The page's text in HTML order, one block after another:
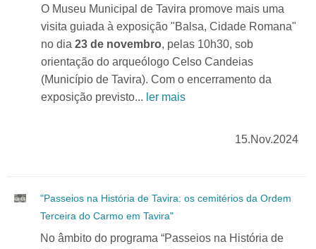
O Museu Municipal de Tavira promove mais uma
visita guiada à exposição "Balsa, Cidade Romana"
no dia 23 de novembro, pelas 10h30, sob
orientação do arqueólogo Celso Candeias
(Município de Tavira). Com o encerramento da
exposição previsto... ler mais
15.Nov.2024
"Passeios na História de Tavira: os cemitérios da Ordem
Terceira do Carmo em Tavira"
No âmbito do programa “Passeios na História de